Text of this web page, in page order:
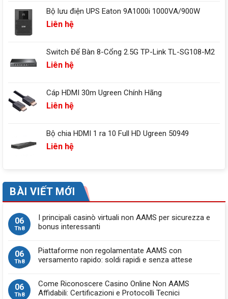
Bộ lưu điện UPS Eaton 9A1000i 1000VA/900W
Liên hệ
Switch Để Bàn 8-Cổng 2.5G TP-Link TL-SG108-M2
Liên hệ
Cáp HDMI 30m Ugreen Chính Hãng
Liên hệ
Bộ chia HDMI 1 ra 10 Full HD Ugreen 50949
Liên hệ
BÀI VIẾT MỚI
06
Th8
I principali casinò virtuali non AAMS per sicurezza e
bonus interessanti
06
Th8
Piattaforme non regolamentate AAMS con
versamento rapido: soldi rapidi e senza attese
06
Th8
Come Riconoscere Casino Online Non AAMS
Affidabili: Certificazioni e Protocolli Tecnici